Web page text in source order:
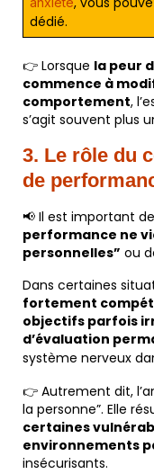
dédié.
👉 Lorsque la peur
commence à
comportement,
s’agit souvent plus
3. Le rôle du
de
📢 Il est important
performance ne
personnelles” ou
Dans certaines
fortement
objectifs parfois
d’évaluation
système nerveux
👉 Autrement dit,
la personne”. Elle
certaines
environnements
insécurisants.